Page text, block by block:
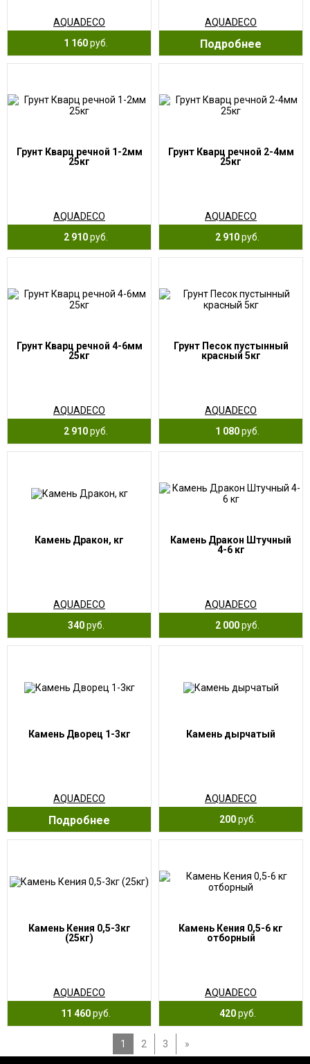
AQUADECO
1 160руб.
AQUADECO
Подробнее
Грунт Кварц речной 1-2мм
25кг
AQUADECO
2 910руб.
Грунт Кварц речной 2-4мм
25кг
AQUADECO
2 910руб.
Грунт Кварц речной 4-6мм
25кг
AQUADECO
2 910руб.
Грунт Песок пустынный
красный 5кг
AQUADECO
1 080руб.
Камень Дракон, кг
AQUADECO
340руб.
Камень Дракон Штучный
4-6 кг
AQUADECO
2 000руб.
Камень Дворец 1-3кг
AQUADECO
Подробнее
Камень дырчатый
AQUADECO
200руб.
Камень Кения 0,5-3кг
(25кг)
AQUADECO
11 460руб.
Камень Кения 0,5-6 кг
отборный
AQUADECO
420руб.
1 2 3 »